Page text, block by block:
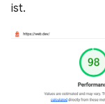
ist.